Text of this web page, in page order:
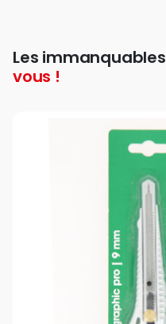
Les immanquables
vous !